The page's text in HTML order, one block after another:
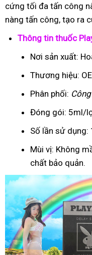
cứng tối đa tấn công
nàng tấn công, tạo ra
Thông tin thuốc
Nơi sản xuất:
Thương hiệu:
Phân phối:
Đóng gói: 5ml/
Số lần sử dụng:
Mùi vị: Không
chất bảo quản.